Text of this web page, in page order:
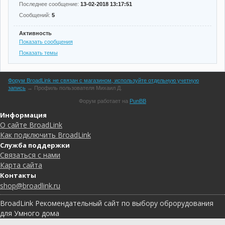
Последнее сообщение: 13-02-2018 13:17:51
Сообщений: 5
Активность
Показать сообщения
Показать темы
Форум BroadLink не связан с магазином, используйте отдельную учетную
запись → Профиль пользователя Михаил Д.
Форум работает на PunBB
Информация
О сайте BroadLink
Как подключить BroadLink
Служба поддержки
Связаться с нами
Карта сайта
Контакты
shop@broadlink.ru
BroadLink Рекомендательный сайт по выбору оброрудования
для Умного дома